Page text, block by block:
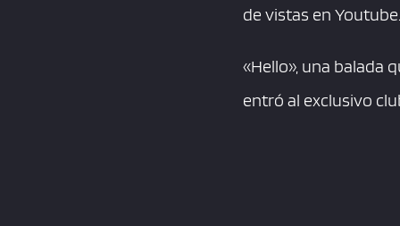
de vistas en
«Hello», una balada
entró al exclusivo